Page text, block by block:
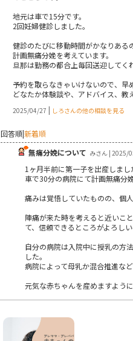
地元は車で15分です。
2回妊婦健診しました。
健診のたびに移動時間がかなりある
計画無痛分娩を考えています。
旦那は勤務の都合上毎回送迎してく
予約を取らなきゃいけないので、早
どなたか体験談や、アドバイス、教
2025/04/27 | しろさんの他の相談を見る
回答順|新着順
無痛分娩について みさん | 2025/
1ヶ月半前に第一子を出産しまし
車で30分の病院にて計画無痛分
痛みは覚悟していたものの、個
陣痛が来た時を考えると近いこ
て、信頼できるところがよろし
自分の病院は入院中に授乳の方
した。
病院によって母乳か混合推進な
元気な赤ちゃんを産めますように